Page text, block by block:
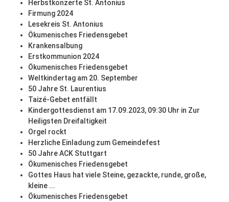
Herbstkonzerte St. Antonius
Firmung 2024
Lesekreis St. Antonius
Ökumenisches Friedensgebet
Krankensalbung
Erstkommunion 2024
Ökumenisches Friedensgebet
Weltkindertag am 20. September
50 Jahre St. Laurentius
Taizé-Gebet entfällt
Kindergottesdienst am 17.09.2023, 09:30 Uhr in Zur
Heiligsten Dreifaltigkeit
Orgel rockt
Herzliche Einladung zum Gemeindefest
50 Jahre ACK Stuttgart
Ökumenisches Friedensgebet
Gottes Haus hat viele Steine, gezackte, runde, große,
kleine ...
Ökumenisches Friedensgebet